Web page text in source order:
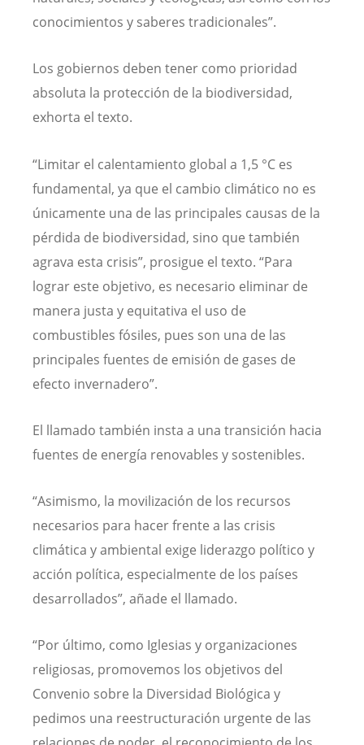
conocimientos y saberes tradicionales”.
Los gobiernos deben tener como prioridad
absoluta la protección de la biodiversidad,
exhorta el texto.
“Limitar el calentamiento global a 1,5 °C es
fundamental, ya que el cambio climático no es
únicamente una de las principales causas de la
pérdida de biodiversidad, sino que también
agrava esta crisis”, prosigue el texto. “Para
lograr este objetivo, es necesario eliminar de
manera justa y equitativa el uso de
combustibles fósiles, pues son una de las
principales fuentes de emisión de gases de
efecto invernadero”.
El llamado también insta a una transición hacia
fuentes de energía renovables y sostenibles.
“Asimismo, la movilización de los recursos
necesarios para hacer frente a las crisis
climática y ambiental exige liderazgo político y
acción política, especialmente de los países
desarrollados”, añade el llamado.
“Por último, como Iglesias y organizaciones
religiosas, promovemos los objetivos del
Convenio sobre la Diversidad Biológica y
pedimos una reestructuración urgente de las